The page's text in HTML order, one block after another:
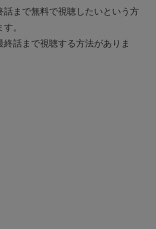
話まで無料で視聴したいという方
。
終話まで視聴する方法がありま